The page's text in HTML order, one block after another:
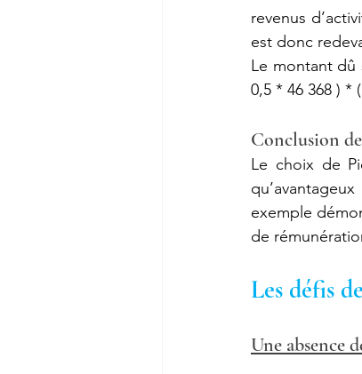
revenus
est donc
Le montant dû
0,5 * 46 368 ) *
Conclusion de
Le choix de
exemple
de
Les défis
Une absence